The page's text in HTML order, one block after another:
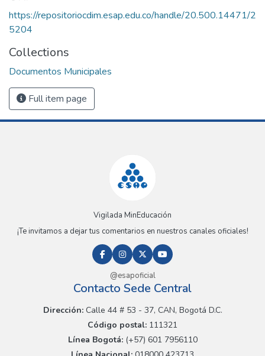
https://repositoriocdim.esap.edu.co/handle/20.500.14471/2
5204
Collections
Documentos Municipales
Full item page
Vigilada MinEducación
¡Te invitamos a dejar tus comentarios en nuestros canales oficiales!
@esapoficial
Contacto Sede Central
Dirección:Calle 44 # 53 - 37, CAN, Bogotá D.C.
Código postal: 111321
Línea Bogotá:(+57) 601 7956110